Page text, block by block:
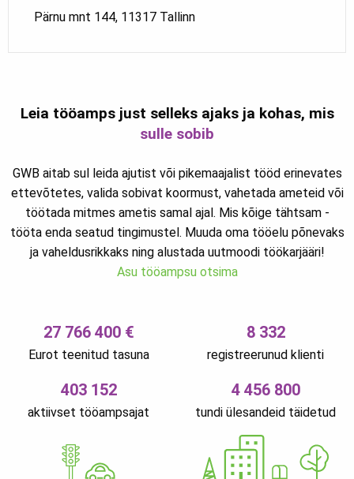
Pärnu mnt 144, 11317 Tallinn
Leia tööamps just selleks ajaks ja kohas, mis
sulle sobib
GWB aitab sul leida ajutist või pikemaajalist tööd erinevates
ettevõtetes, valida sobivat koormust, vahetada ameteid või
töötada mitmes ametis samal ajal. Mis kõige tähtsam -
tööta enda seatud tingimustel. Muuda oma tööelu põnevaks
ja vaheldusrikkaks ning alustada uutmoodi töökarjääri!
Asu tööampsu otsima
27 766 400 €
Eurot teenitud tasuna
8 332
registreerunud klienti
403 152
aktiivset tööampsajat
4 456 800
tundi ülesandeid täidetud